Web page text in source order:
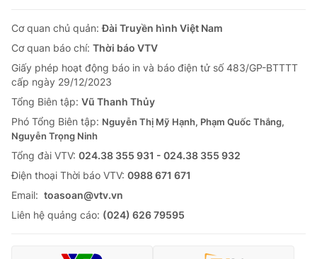
Cơ quan chủ quản:Đài Truyền hình Việt Nam
Cơ quan báo chí: Thời báo VTV
Giấy phép hoạt động báo in và báo điện tử số 483/GP-BTTTT
cấp ngày 29/12/2023
Tổng Biên tập: Vũ Thanh Thủy
Phó Tổng Biên tập: Nguyễn Thị Mỹ Hạnh, Phạm Quốc Thắng,
Nguyễn Trọng Ninh
Tổng đài VTV: 024.38 355 931 - 024.38 355 932
Ðiện thoại Thời báo VTV: 0988 671 671
Email: toasoan@vtv.vn
Liên hệ quảng cáo: (024) 626 79595